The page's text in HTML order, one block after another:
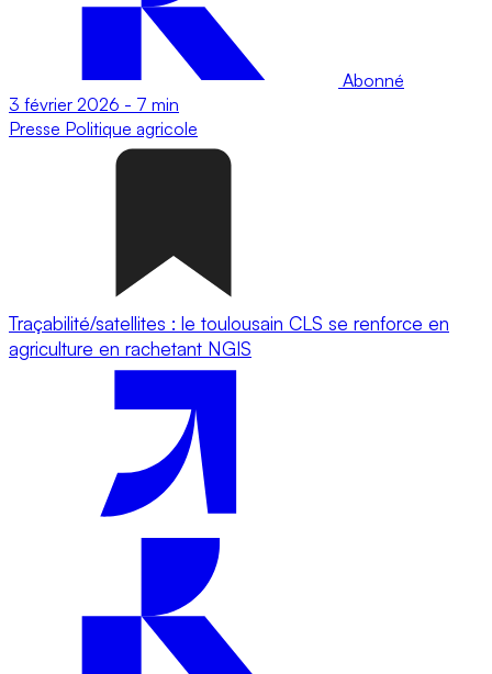
Abonné
3 février 2026 - 7 min
Presse Politique agricole
Traçabilité/satellites : le toulousain CLS se renforce en
agriculture en rachetant NGIS